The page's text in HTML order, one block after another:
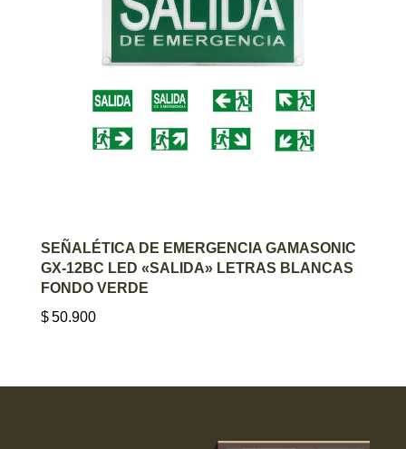
AGREGAR AL CARRITO
SEÑALÉTICA DE EMERGENCIA GAMASONIC
GX-12BC LED «SALIDA» LETRAS BLANCAS
FONDO VERDE
$50.900